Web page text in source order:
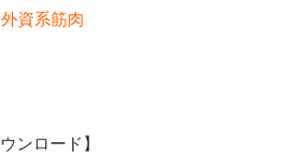
外資系筋肉
ンロード】